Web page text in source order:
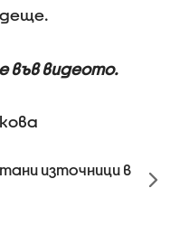
във видеото.
източници в